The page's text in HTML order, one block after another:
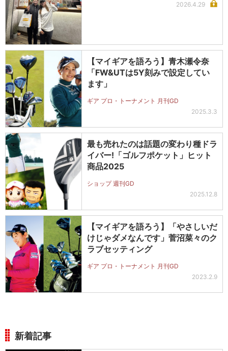
2026.4.29
【マイギアを語ろう】青木瀬令奈
「FW&UTは5Y刻みで設定してい
ます」
ギア プロ・トーナメント 月刊GD
2025.3.3
最も売れたのは話題の変わり種ドラ
イバー!「ゴルフポケット」ヒット
商品2025
ショップ 週刊GD
2025.12.8
【マイギアを語ろう】「やさしいだ
けじゃダメなんです」菅沼菜々のク
ラブセッティング
ギア プロ・トーナメント 月刊GD
2023.2.9
新着記事